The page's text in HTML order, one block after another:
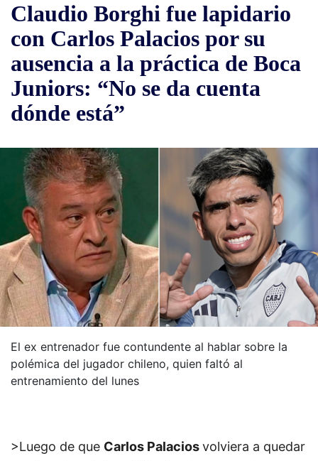
Claudio Borghi fue lapidario
con Carlos Palacios por su
ausencia a la práctica de Boca
Juniors: “No se da cuenta
dónde está”
El ex entrenador fue contundente al hablar sobre la
polémica del jugador chileno, quien faltó al
entrenamiento del lunes
>Luego de que Carlos Palaciosvolviera a quedar